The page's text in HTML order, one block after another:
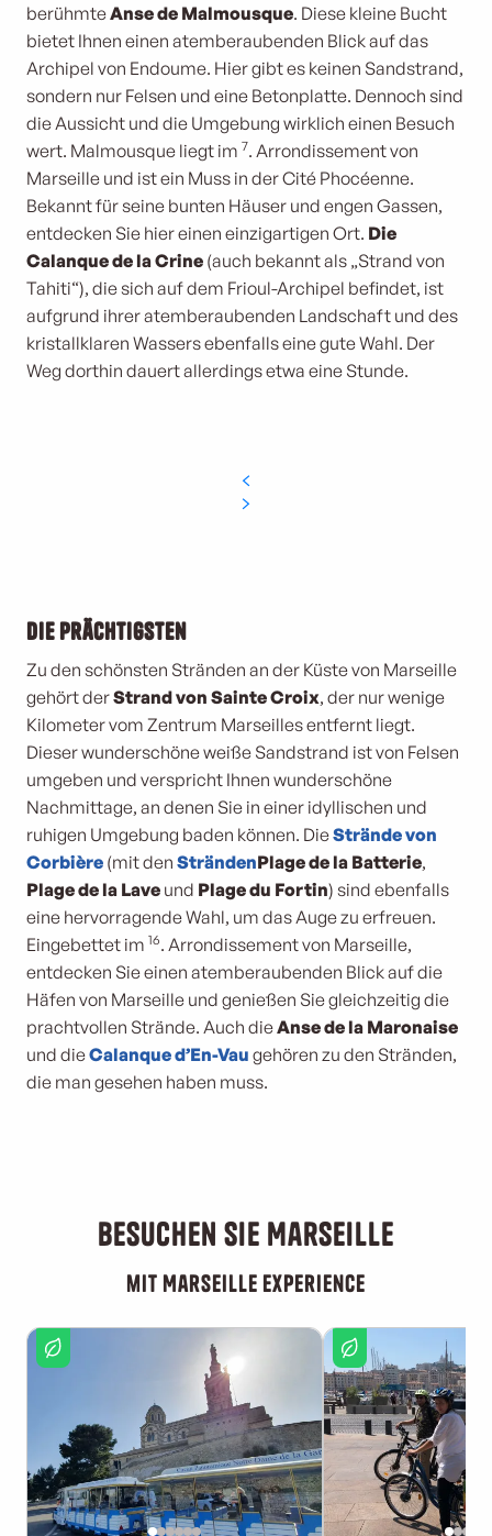
berühmteAnse de Malmousque. Diese kleine Bucht
bietet Ihnen einen atemberaubenden Blick auf das
Archipel von Endoume. Hier gibt es keinen Sandstrand,
sondern nur Felsen und eine Betonplatte. Dennoch sind
die Aussicht und die Umgebung wirklich einen Besuch
wert. Malmousque liegt im 7. Arrondissement von
Marseille und ist ein Muss in der Cité Phocéenne.
Bekannt für seine bunten Häuser und engen Gassen,
entdecken Sie hier einen einzigartigen Ort. Die
Calanque de la Crine (auch bekannt als „Strand von
Tahiti“), die sich auf dem Frioul-Archipel befindet, ist
aufgrund ihrer atemberaubenden Landschaft und des
kristallklaren Wassers ebenfalls eine gute Wahl. Der
Weg dorthin dauert allerdings etwa eine Stunde.
Die prächtigsten
Zu den schönsten Stränden an der Küste von Marseille
gehört derStrand von Sainte Croix, der nur wenige
Kilometer vom Zentrum Marseilles entfernt liegt.
Dieser wunderschöne weiße Sandstrand ist von Felsen
umgeben und verspricht Ihnen wunderschöne
Nachmittage, an denen Sie in einer idyllischen und
ruhigen Umgebung baden können. DieStrände von
Corbière (mit den SträndenPlage de la Batterie,
Plage de la Lave und Plage du Fortin) sind ebenfalls
eine hervorragende Wahl, um das Auge zu erfreuen.
Eingebettet im 16. Arrondissement von Marseille,
entdecken Sie einen atemberaubenden Blick auf die
Häfen von Marseille und genießen Sie gleichzeitig die
prachtvollen Strände. Auch dieAnse de la Maronaise
und dieCalanque d’En-Vau gehören zu den Stränden,
die man gesehen haben muss.
Besuchen Sie Marseille
mit Marseille Experience